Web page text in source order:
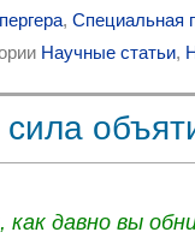
, Специальная
Научные статьи,
как давно вы